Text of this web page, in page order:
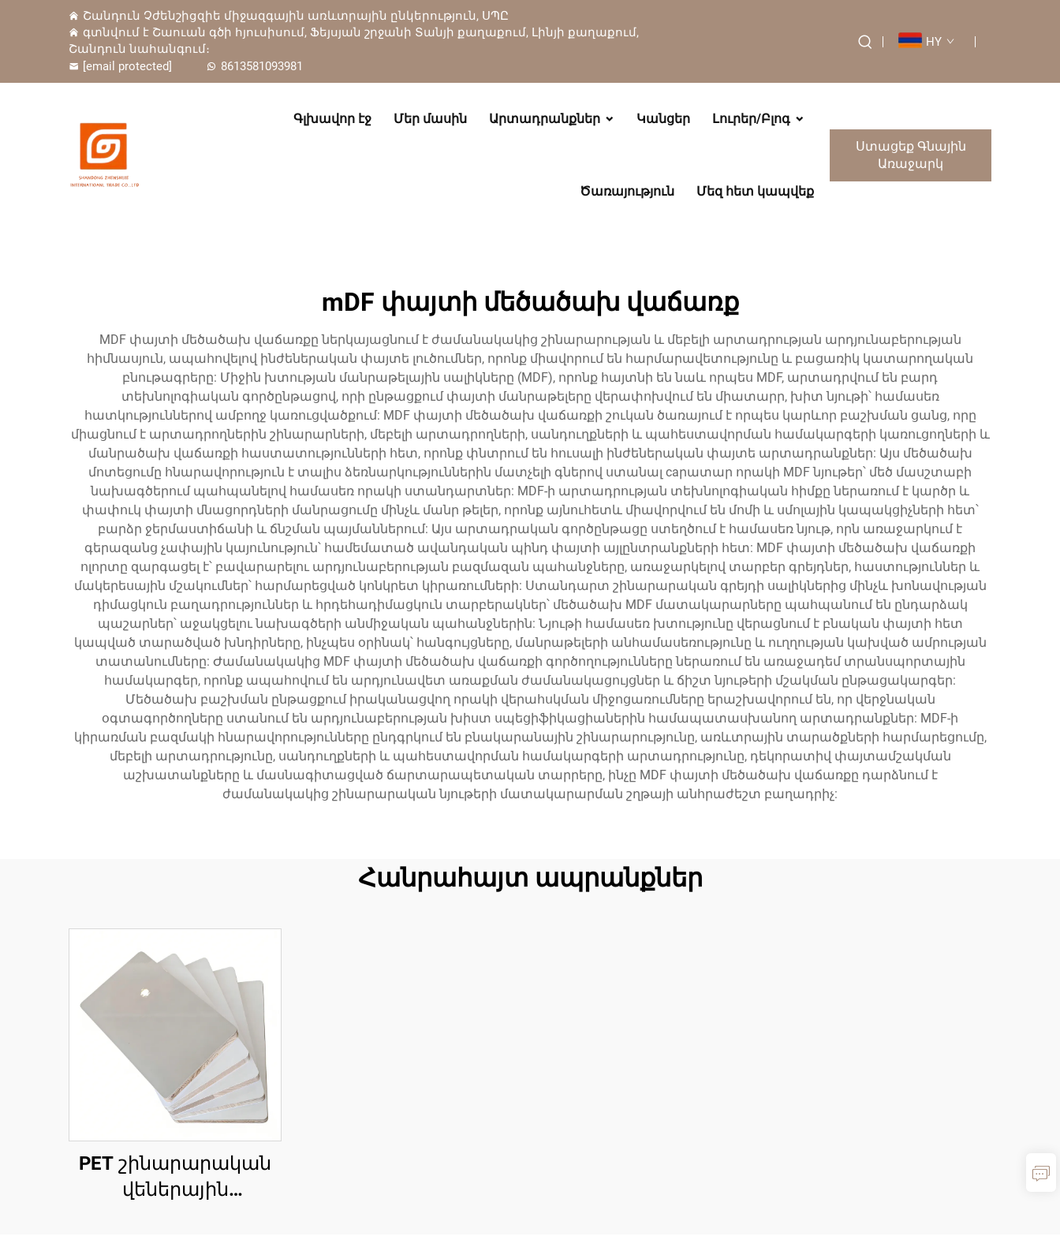
Շանդուն Չժենշիցզիե միջազգային առևտրային ընկերություն, ՍՊԸ
գտնվում է Շաուան գծի հյուսիսում, Ֆեյսյան շրջանի Տանյի քաղաքում, Լինյի քաղաքում,
Շանդուն նահանգում։
[email protected]
8613581093981
HY
Գլխավոր էջ Մեր մասին Արտադրանքներ Կանցեր Լուրեր/Բլոգ
Ծառայություն Մեզ հետ կապվեք
Ստացեք Գնային
Առաջարկ
mDF փայտի մեծածախ վաճառք
MDF փայտի մեծածախ վաճառքը ներկայացնում է ժամանակակից շինարարության և մեբելի արտադրության արդյունաբերության
հիմնասյուն, ապահովելով ինժեներական փայտե լուծումներ, որոնք միավորում են հարմարավետությունը և բացառիկ կատարողական
բնութագրերը: Միջին խտության մանրաթելային սալիկները (MDF), որոնք հայտնի են նաև որպես MDF, արտադրվում են բարդ
տեխնոլոգիական գործընթացով, որի ընթացքում փայտի մանրաթելերը վերափոխվում են միատարր, խիտ նյութի՝ համասեռ
հատկություններով ամբողջ կառուցվածքում: MDF փայտի մեծածախ վաճառքի շուկան ծառայում է որպես կարևոր բաշխման ցանց, որը
միացնում է արտադրողներին շինարարների, մեբելի արտադրողների, սանդուղքների և պահեստավորման համակարգերի կառուցողների և
մանրածախ վաճառքի հաստատությունների հետ, որոնք փնտրում են հուսալի ինժեներական փայտե արտադրանքներ: Այս մեծածախ
մոտեցումը հնարավորություն է տալիս ձեռնարկություններին մատչելի գներով ստանալ caրատար որակի MDF նյութեր՝ մեծ մասշտաբի
նախագծերում պահպանելով համասեռ որակի ստանդարտներ: MDF-ի արտադրության տեխնոլոգիական հիմքը ներառում է կարծր և
փափուկ փայտի մնացորդների մանրացումը մինչև մանր թելեր, որոնք այնուհետև միավորվում են մոմի և սմոլային կապակցիչների հետ՝
բարձր ջերմաստիճանի և ճնշման պայմաններում: Այս արտադրական գործընթացը ստեղծում է համասեռ նյութ, որն առաջարկում է
գերազանց չափային կայունություն՝ համեմատած ավանդական պինդ փայտի այլընտրանքների հետ: MDF փայտի մեծածախ վաճառքի
ոլորտը զարգացել է՝ բավարարելու արդյունաբերության բազմազան պահանջները, առաջարկելով տարբեր գրեյդներ, հաստություններ և
մակերեսային մշակումներ՝ հարմարեցված կոնկրետ կիրառումների: Ստանդարտ շինարարական գրեյդի սալիկներից մինչև խոնավության
դիմացկուն բաղադրություններ և հրդեհադիմացկուն տարբերակներ՝ մեծածախ MDF մատակարարները պահպանում են ընդարձակ
պաշարներ՝ աջակցելու նախագծերի անմիջական պահանջներին: Նյութի համասեռ խտությունը վերացնում է բնական փայտի հետ
կապված տարածված խնդիրները, ինչպես օրինակ՝ հանգույցները, մանրաթելերի անհամասեռությունը և ուղղության կախված ամրության
տատանումները: Ժամանակակից MDF փայտի մեծածախ վաճառքի գործողությունները ներառում են առաջադեմ տրանսպորտային
համակարգեր, որոնք ապահովում են արդյունավետ առաքման ժամանակացույցներ և ճիշտ նյութերի մշակման ընթացակարգեր:
Մեծածախ բաշխման ընթացքում իրականացվող որակի վերահսկման միջոցառումները երաշխավորում են, որ վերջնական
օգտագործողները ստանում են արդյունաբերության խիստ սպեցիֆիկացիաներին համապատասխանող արտադրանքներ: MDF-ի
կիրառման բազմակի հնարավորությունները ընդգրկում են բնակարանային շինարարությունը, առևտրային տարածքների հարմարեցումը,
մեբելի արտադրությունը, սանդուղքների և պահեստավորման համակարգերի արտադրությունը, դեկորատիվ փայտամշակման
աշխատանքները և մասնագիտացված ճարտարապետական տարրերը, ինչը MDF փայտի մեծածախ վաճառքը դարձնում է
ժամանակակից շինարարական նյութերի մատակարարման շղթայի անհրաժեշտ բաղադրիչ:
Հանրահայտ ապրանքներ
PET շինարարական
վեներային